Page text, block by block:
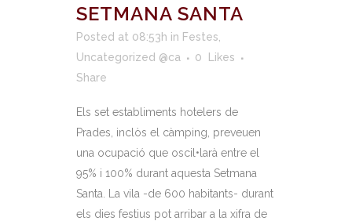
SETMANA SANTA
Posted at 08:53h in Festes
Uncategorized @ca
0
Likes
Share
Els set establiments hotelers de
Prades, inclòs el càmping, preveuen
una ocupació que oscil•larà entre el
95% i 100% durant aquesta Setmana
Santa. La vila -de 600 habitants- durant
els dies festius pot arribar a la xifra de